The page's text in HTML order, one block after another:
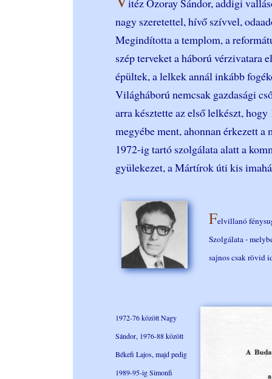
itéz Ozoray Sándor, addigi
nagy szeretettel, hívő szívvel,
Megindította a templom, a
szép terveket a háború vérzivatara
épültek, a lelkek annál inkább
Világháború nemcsak gazdasági
arra késztette az első lelkészt,
megyébe ment, ahonnan érkezett
1972-ig tartó szolgálata alatt a
gyülekezet, a Mártírok úti kis
Felvillanó
Szolgálata -
sajnos csak rövid
1972-76 között Nagy
Sándor, 1976-88 között
Békefi Lajos, majd pedig
1989-95-ig Simonfi